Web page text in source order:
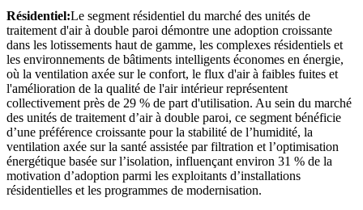
Résidentiel:Le segment résidentiel du marché des unités de
traitement d'air à double paroi démontre une adoption croissante
dans les lotissements haut de gamme, les complexes résidentiels et
les environnements de bâtiments intelligents économes en énergie,
où la ventilation axée sur le confort, le flux d'air à faibles fuites et
l'amélioration de la qualité de l'air intérieur représentent
collectivement près de 29 % de part d'utilisation. Au sein du marché
des unités de traitement d’air à double paroi, ce segment bénéficie
d’une préférence croissante pour la stabilité de l’humidité, la
ventilation axée sur la santé assistée par filtration et l’optimisation
énergétique basée sur l’isolation, influençant environ 31 % de la
motivation d’adoption parmi les exploitants d’installations
résidentielles et les programmes de modernisation.